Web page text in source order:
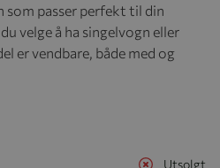
som passer perfekt til din
velge å ha singelvogn eller
er vendbare, både med og
Utsolgt